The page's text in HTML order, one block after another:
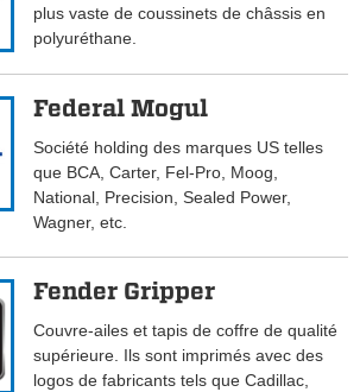
plus vaste de coussinets de châssis en
polyuréthane.
Federal Mogul
Société holding des marques US telles
que BCA, Carter, Fel-Pro, Moog,
National, Precision, Sealed Power,
Wagner, etc.
Fender Gripper
Couvre-ailes et tapis de coffre de qualité
supérieure. Ils sont imprimés avec des
logos de fabricants tels que Cadillac,